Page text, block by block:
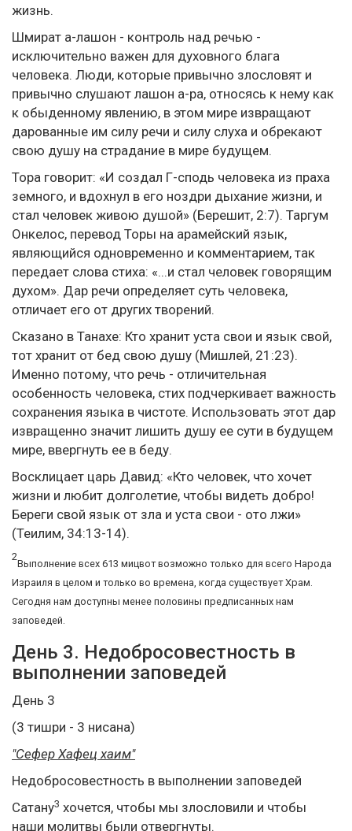
жизнь.
Шмират а-лашон - контроль над речью -
исключительно важен для духовного блага
человека. Люди, которые привычно злословят и
привычно слушают лашон а-ра, относясь к нему как
к обыденному явлению, в этом мире извращают
дарованные им силу речи и силу слуха и обрекают
свою душу на страдание в мире будущем.
Тора говорит: «И создал Г-сподь человека из праха
земного, и вдохнул в его ноздри дыхание жизни, и
стал человек живою душой» (Берешит, 2:7). Таргум
Онкелос, перевод Торы на арамейский язык,
являющийся одновременно и комментарием, так
передает слова стиха: «...и стал человек говорящим
духом». Дар речи определяет суть человека,
отличает его от других творений.
Сказано в Танахе: Кто хранит уста свои и язык свой,
тот хранит от бед свою душу (Мишлей, 21:23).
Именно потому, что речь - отличительная
особенность человека, стих подчеркивает важность
сохранения языка в чистоте. Использовать этот дар
извращенно значит лишить душу ее сути в будущем
мире, ввергнуть ее в беду.
Восклицает царь Давид: «Кто человек, что хочет
жизни и любит долголетие, чтобы видеть добро!
Береги свой язык от зла и уста свои - ото лжи»
(Теилим, 34:13-14).
2
Выполнение всех 613 мицвот возможно только для всего Народа
Израиля в целом и только во времена, когда существует Храм.
Сегодня нам доступны менее половины предписанных нам
заповедей.
День 3. Недобросовестность в
выполнении заповедей
День 3
(3 тишри - 3 нисана)
"Сефер Хафец хаим"
Недобросовестность в выполнении заповедей
Сатану3 хочется, чтобы мы злословили и чтобы
наши молитвы были отвергнуты.